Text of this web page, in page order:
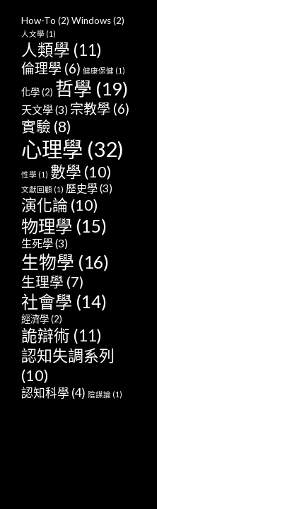
How-To (2) Windows(2)
人文學 (1)
人類學 (11)
倫理學 (6) 健康保健 (1)
化學(2) 哲學 (19)
天文學(3) 宗教學 (6)
實驗 (8)
心理學 (32)
性學 (1) 數學 (10)
文獻回顧 (1) 歷史學(3)
演化論 (10)
物理學 (15)
生死學(3)
生物學 (16)
生理學 (7)
社會學 (14)
經濟學(2)
詭辯術 (11)
認知失調系列
(10)
認知科學 (4) 陰謀論 (1)